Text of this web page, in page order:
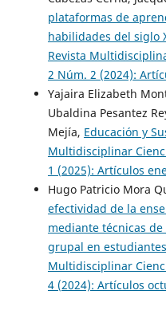
plataformas de
habilidades del siglo
Revista
2 Núm. 2 (2024):
Yajaira Elizabeth
Ubaldina Pesantez
Mejía, Educación y
Multidisciplinar
1 (2025): Artículos
Hugo Patricio Mora
efectividad de la
mediante técnicas
grupal en
Multidisciplinar
4 (2024): Artículos